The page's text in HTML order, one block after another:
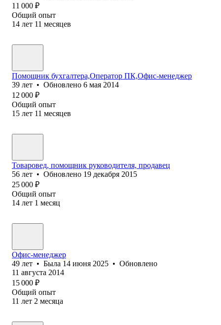
11 000 ₽
Общий опыт
14 лет 11 месяцев
Помощник бухгалтера,Оператор ПК,Офис-менеджер
39 лет • Обновлено 6 мая 2014
12 000 ₽
Общий опыт
15 лет 11 месяцев
Товаровед, помощник руководителя, продавец
56 лет • Обновлено 19 декабря 2015
25 000 ₽
Общий опыт
14 лет 1 месяц
Офис-менеджер
49 лет • Была 14 июня 2025 • Обновлено
11 августа 2014
15 000 ₽
Общий опыт
11 лет 2 месяца